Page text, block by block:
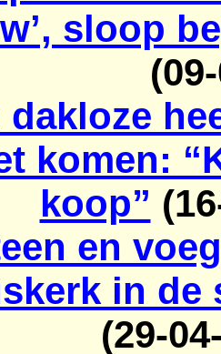
sloop
dakloze
komen:
koop”
en
in
(29-